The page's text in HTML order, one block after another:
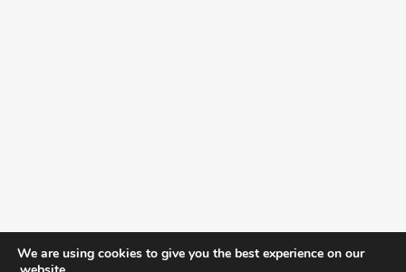
We are using cookies to give you the best experience on our